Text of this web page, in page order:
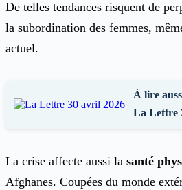
De telles tendances risquent de
la subordination des femmes,
actuel.
À lire
La Lettre
La crise affecte aussi la santé
Afghanes. Coupées du monde